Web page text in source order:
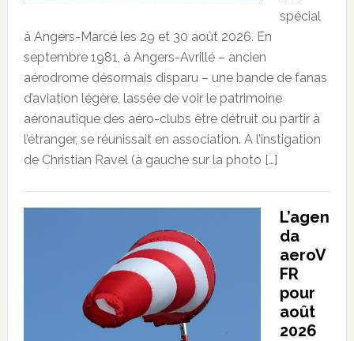
spécial
à Angers-Marcé les 29 et 30 août 2026. En
septembre 1981, à Angers-Avrillé – ancien
aérodrome désormais disparu – une bande de fanas
d’aviation légère, lassée de voir le patrimoine
aéronautique des aéro-clubs être détruit ou partir à
l’étranger, se réunissait en association. A l’instigation
de Christian Ravel (à gauche sur la photo […]
L’agen
da
aeroV
FR
pour
août
2026